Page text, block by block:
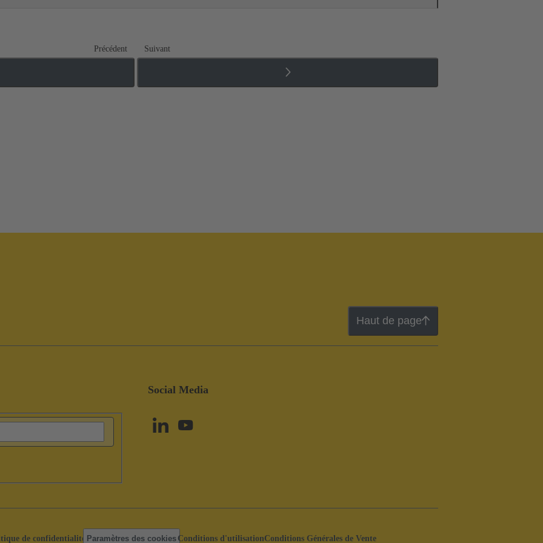
Précédent Suivant
Haut de page
Social Media
de confidentialité Paramètres des cookies Conditions d'utilisationConditions Générales de Vente